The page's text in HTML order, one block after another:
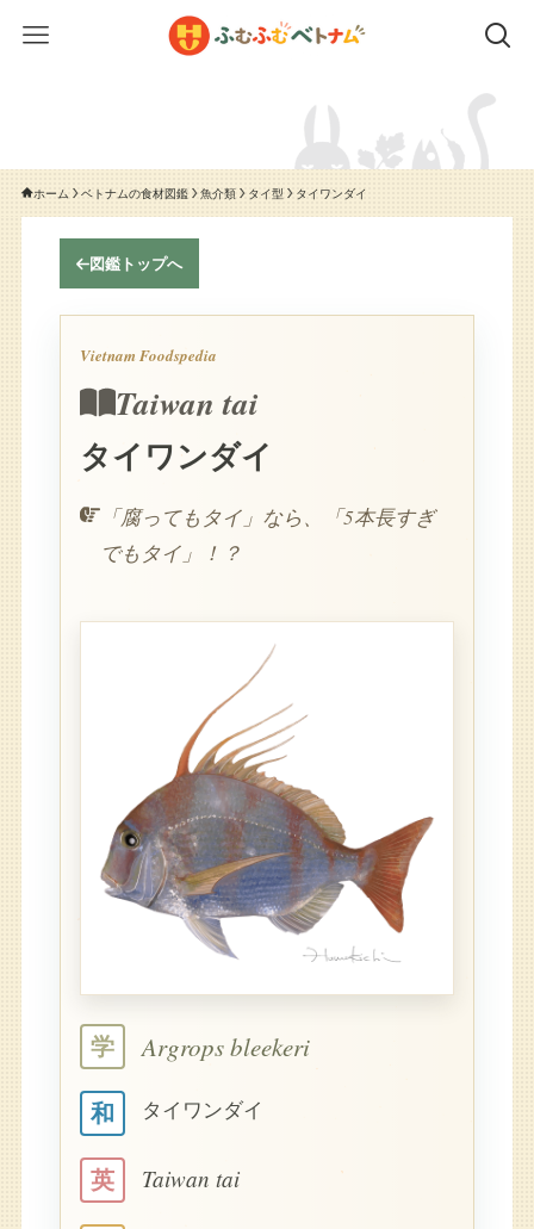
ホーム ベトナムの食材図鑑 魚介類 タイ型 タイワンダイ
図鑑トップへ
Vietnam Foodspedia
Taiwan tai
タイワンダイ
「腐ってもタイ」なら、「5本長すぎ
でもタイ」！？
学 Argrops bleekeri
和 タイワンダイ
英 Taiwan tai